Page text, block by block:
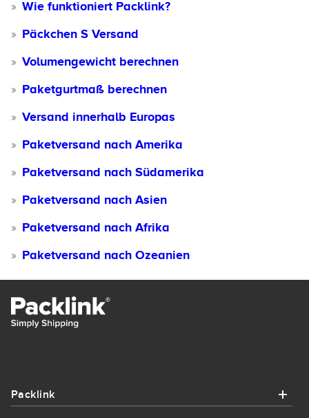
Wie funktioniert Packlink?
Päckchen S Versand
Volumengewicht berechnen
Paketgurtmaß berechnen
Versand innerhalb Europas
Paketversand nach Amerika
Paketversand nach Südamerika
Paketversand nach Asien
Paketversand nach Afrika
Paketversand nach Ozeanien
Packlink